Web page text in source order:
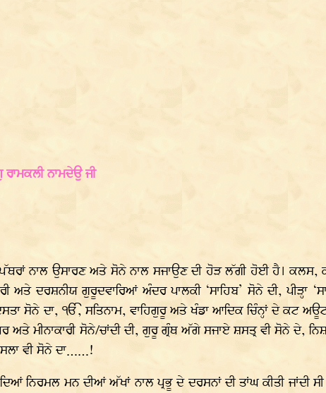
ਨਾਮਦੇਉ ਜੀ
ਨਾਲ ਉਸਾਰਣ ਅਤੇ ਸੋਨੇ ਨਾਲ ਸਜਾਉਣ ਦੀ ਹੋੜ ਲੱਗੀ ਹੋਈ ਹੈ।
ਗੁਰੂਦਵਾਰਿਆਂ ਅੰਦਰ ਪਾਲਕੀ ‘ਸਾਹਿਬ’ ਸੋਨੇ ਦੀ, ਪੀੜ੍ਹਾ
ਦਸਤਾ ਸੋਨੇ ਦਾ, ੴ, ਸਤਿਨਾਮ, ਵਾਹਿਗੁਰੂ ਅਤੇ ਖੰਡਾ ਆਦਿਕ ਚਿੰਨ੍ਹਾਂ ਦੇ ਕਟ
ਮੀਨਾਕਾਰੀ ਸੋਨੇ/ਚਾਂਦੀ ਦੀ, ਗੁਰੂ ਗ੍ਰੰਥ ਅੱਗੇ ਸਜਾਏ ਸ਼ਸਤ੍ਰ ਵੀ ਸੋਨੇ ਦੇ,
ਵੀ ਸੋਨੇ ਦਾ……!
ਮਨ ਦੀਆਂ ਅੱਖਾਂ ਨਾਲ ਪ੍ਰਭੂ ਦੇ ਦਰਸਨਾਂ ਦੀ ਤਾਂਘ ਕੀਤੀ ਜਾਂਦੀ